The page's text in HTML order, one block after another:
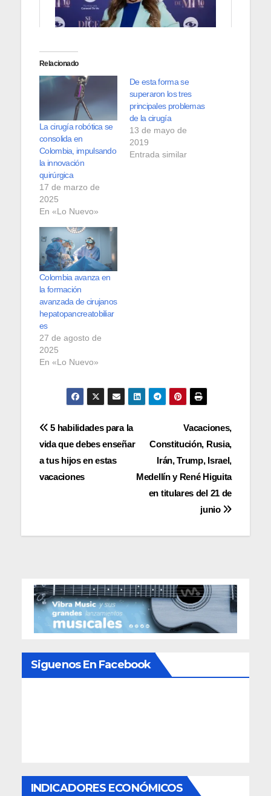
Relacionado
La cirugía robótica se
consolida en
Colombia, impulsando
la innovación
quirúrgica
17 de marzo de
2025
En «Lo Nuevo»
De esta forma se
superaron los tres
principales problemas
de la cirugía
13 de mayo de
2019
Entrada similar
Colombia avanza en
la formación
avanzada de cirujanos
hepatopancreatobiliar
es
27 de agosto de
2025
En «Lo Nuevo»
Navegación
de
entradas
Vacaciones,
Constitución, Rusia,
Irán, Trump, Israel,
Medellín y René Higuita
en titulares del 21 de
junio
5 habilidades para la
vida que debes enseñar
a tus hijos en estas
vacaciones
Siguenos En Facebook
INDICADORES ECONÓMICOS